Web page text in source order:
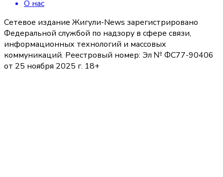
О нас
Сетевое издание Жигули-News зарегистрировано
Федеральной службой по надзору в сфере связи,
информационных технологий и массовых
коммуникаций. Реестровый номер: Эл № ФС77-90406
от 25 ноября 2025 г. 18+